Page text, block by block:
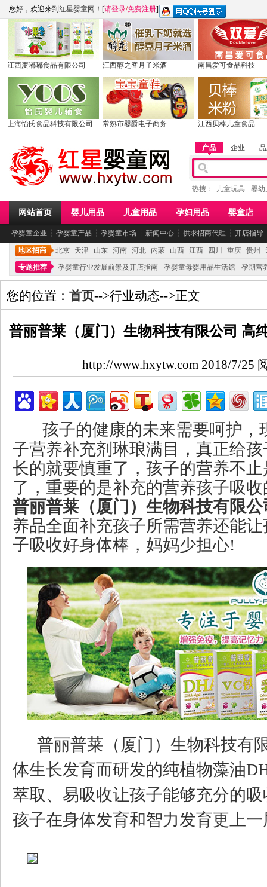
您好，欢迎来到 红星婴童网 ！[请登录/免费注册]
江西麦嘟嘟食品有限公司 江西醇之客月子米酒 南昌爱可食品科技
上海怡氏食品科技有限公司 常熟市婴爵电子商务 江西贝棒儿童食品
产品 企业
热搜： 儿童玩具 婴幼
网站首页 婴儿用品 儿童用品 孕妇用品 婴童店
孕婴童企业 ┆ 孕婴童产品 ┆ 孕婴童市场 ┆ 新闻中心 ┆ 供求招商代理 ┆ 开店指导
地区招商 北京 天津 山东 河南 河北 内蒙 山西 江西 四川 重庆 贵州
专题推荐
孕婴童行业发展前景及开店指南 孕婴童母婴用品生活馆 孕期营
您的位置： 首页-->行业动态-->正文
普丽普莱（厦门）生物科技有限公司 高
http://www.hxytw.com 2018/7/25
孩子的健康的未来需要呵护，
子营养补充剂琳琅满目，真正给
长的就要慎重了，孩子的营养不
了，重要的是补充的营养孩子吸
普丽普莱（厦门）生物科技有限公
养品全面补充孩子所需营养还能
子吸收好身体棒，妈妈少担心!
普丽普莱（厦门）生物科技有
体生长发育而研发的纯植物藻油
萃取、易吸收让孩子能够充分的
孩子在身体发育和智力发育更上